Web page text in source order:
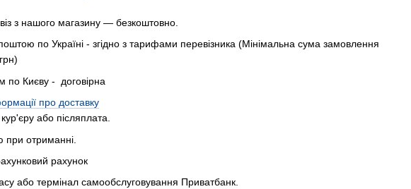
з нашого магазину — безкоштовно.
по Україні - згідно з тарифами перевізника (Мінімальна сума замовлення
по Києву - договірна
про доставку
або післяплата.
при отриманні.
рахунок
або термінал самообслуговування Приватбанк.